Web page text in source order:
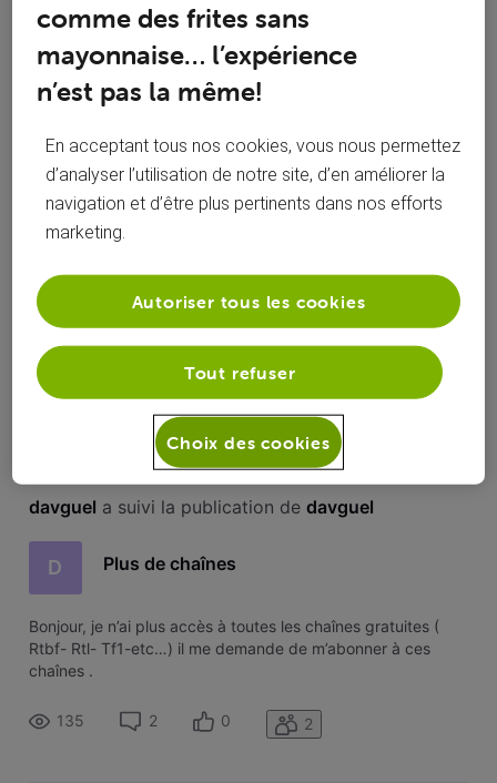
Toutesles activités
Selected
Toutesles
a commenté sur la publication de
D Plus de chaînes
Bonjour, je n’ai plus accès à toutes les chaînes gratuites (
chaînes .
D
Oui, c’était bien ça. Le problème est résolu
après avoir débranché toutes les fiches ainsi
que la clé wifi et réinitialiser le tout. Merci
davguel a suivi la publication de davguel
D Plus de chaînes
Bonjour, je n’ai plus accès à toutes les chaînes gratuites (
Rtbf- Rtl- Tf1-etc…) il me demande de m’abonner à ces
chaînes .
135 2 0 2
comme des frites sans
mayonnaise… l’expérience
n’est pas la même!
En acceptant tous nos cookies, vous nous permettez
d’analyser l’utilisation de notre site, d’en améliorer la
navigation et d’être plus pertinents dans nos efforts
marketing.
Tout refuser
Autoriser tous les cookies
Choix des cookies